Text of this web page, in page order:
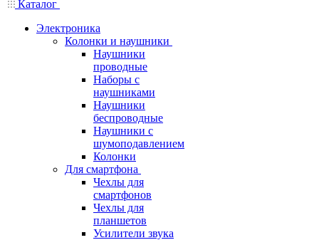
Каталог
Электроника
Колонки и наушники
Наушники
проводные
Наборы с
наушниками
Наушники
беспроводные
Наушники с
шумоподавлением
Колонки
Для смартфона
Чехлы для
смартфонов
Чехлы для
планшетов
Усилители звука